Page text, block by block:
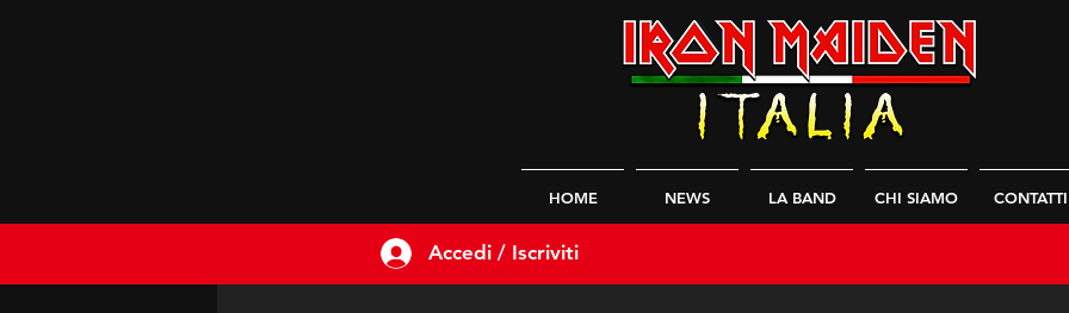
HOME NEWS LA BAND CHI SIAMO CONTATTI
Accedi / Iscriviti